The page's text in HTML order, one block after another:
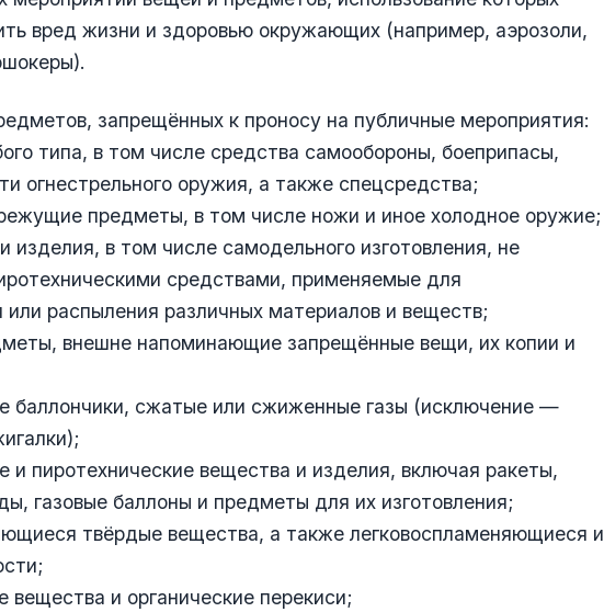
вред жизни и здоровью окружающих (например, аэрозоли,
запрещённых к проносу на публичные мероприятия:
типа, в том числе средства самообороны, боеприпасы,
огнестрельного оружия, а также спецсредства;
предметы, в том числе ножи и иное холодное оружие;
изделия, в том числе самодельного изготовления, не
средствами, применяемые для
или распыления различных материалов и веществ;
внешне напоминающие запрещённые вещи, их копии и
баллончики, сжатые или сжиженные газы (исключение —
и пиротехнические вещества и изделия, включая ракеты,
газовые баллоны и предметы для их изготовления;
твёрдые вещества, а также легковоспламеняющиеся и
и органические перекиси;